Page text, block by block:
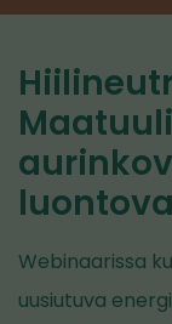
Webinaarissa
uusiutuva